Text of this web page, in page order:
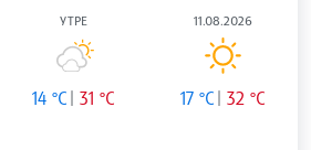
УТРЕ
14 °C 31 °C
11.08.2026
17 °C 32 °C